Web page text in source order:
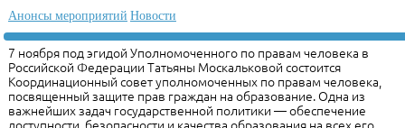
Анонсы мероприятий Новости
7 ноября под эгидой Уполномоченного по правам человека в
Российской Федерации Татьяны Москальковой состоится
Координационный совет уполномоченных по правам человека,
посвященный защите прав граждан на образование. Одна из
важнейших задач государственной политики — обеспечение